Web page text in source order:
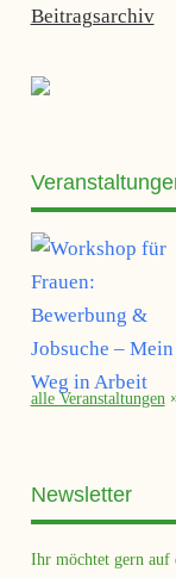
Beiträge
Beitragsarchiv
alle Veranstaltungen
Newsletter
Ihr möchtet gern auf